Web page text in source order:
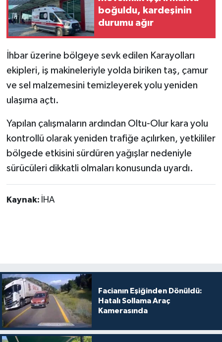
boğuldu, kardeşinin
durumu ağır
İhbar üzerine bölgeye sevk edilen Karayolları
ekipleri, iş makineleriyle yolda biriken taş, çamur
ve sel malzemesini temizleyerek yolu yeniden
ulaşıma açtı.
Yapılan çalışmaların ardından Oltu-Olur kara yolu
kontrollü olarak yeniden trafiğe açılırken, yetkililer
bölgede etkisini sürdüren yağışlar nedeniyle
sürücüleri dikkatli olmaları konusunda uyardı.
Kaynak: İHA
Facianın Eşiğinden Dönüldü:
Hatalı Sollama Araç
Kamerasında